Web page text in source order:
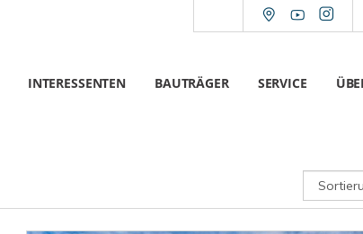
INTERESSENTEN BAUTRÄGER SERVICE